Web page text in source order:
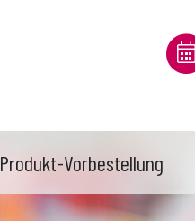
Produkt-Vorbestellung